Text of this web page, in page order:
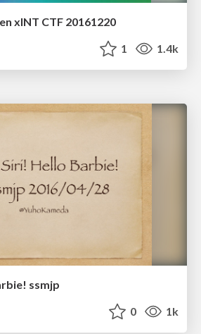
xINT CTF 20161220
1 1.4k
ssmjp
0 1k